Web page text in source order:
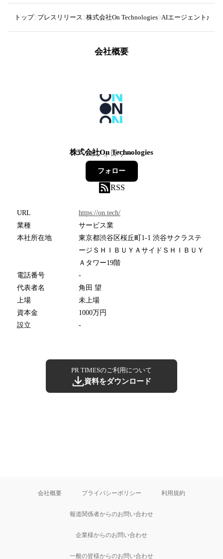
トップ プレスリリース 株式会社On Technologies AIエージェントが組
会社概要
株式会社On Technologies
0フォロワー
フォロー
RSS
URL
https://on.tech/
業種
サービス業
本社所在地
東京都渋谷区桜丘町1-1 渋谷サクラステ
ージＳＨＩＢＵＹＡサイドＳＨＩＢＵＹ
Ａタワー19階
電話番号
-
代表者名
角田 望
上場
未上場
資本金
1000万円
設立
-
PR TIMESのご利用について
資料をダウンロード
会社概要 プライバシーポリシー 利用規約
報道関係者からのお問い合わせ
企業様からのお問い合わせ
一般の皆様からのお問い合わせ